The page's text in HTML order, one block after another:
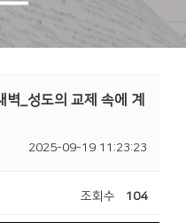
_성도의 교제 속에 계
2025-09-19 11:23:23
조회수 104